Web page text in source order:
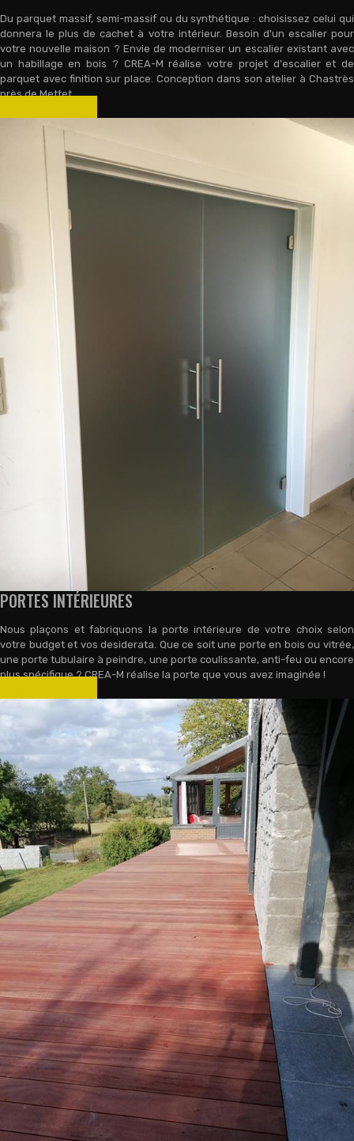
Du parquet massif, semi-massif ou du synthétique : choisissez celui qui
donnera le plus de cachet à votre intérieur. Besoin d'un escalier pour
votre nouvelle maison ? Envie de moderniser un escalier existant avec
un habillage en bois ? CREA-M réalise votre projet d'escalier et de
parquet avec finition sur place. Conception dans son atelier à Chastrès
près de Mettet.
PORTES INTÉRIEURES
Nous plaçons et fabriquons la porte intérieure de votre choix selon
votre budget et vos desiderata. Que ce soit une porte en bois ou vitrée,
une porte tubulaire à peindre, une porte coulissante, anti-feu ou encore
plus spécifique ? CREA-M réalise la porte que vous avez imaginée !